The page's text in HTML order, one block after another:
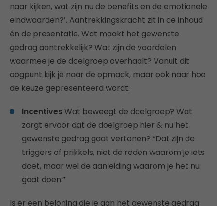
naar kijken, wat zijn nu de benefits en de emotionele
eindwaarden?’. Aantrekkingskracht zit in de inhoud
én de presentatie. Wat maakt het gewenste
gedrag aantrekkelijk? Wat zijn de voordelen
waarmee je de doelgroep overhaalt? Vanuit dit
oogpunt kijk je naar de opmaak, maar ook naar hoe
de keuze gepresenteerd wordt.
Incentives Wat beweegt de doelgroep? Wat
zorgt ervoor dat de doelgroep hier & nu het
gewenste gedrag gaat vertonen? “Dat zijn de
triggers of prikkels, niet de reden waarom je iets
doet, maar wel de aanleiding waarom je het nu
gaat doen.”
Is er een beloning die je aan het gewenste gedrag